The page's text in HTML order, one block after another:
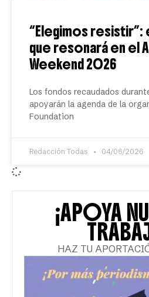
“Elegimos resistir”:
que resonará en el
Weekend 2026
Los fondos recaudados
apoyarán la agenda de la
Foundation
Redacción Todas 04/06/2026
¡APOYA
HAZ TU